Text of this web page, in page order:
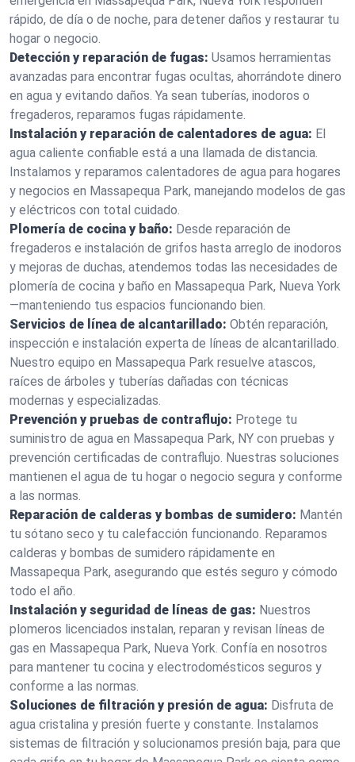
rápido, de día o de noche, para detener daños y restaurar tu
hogar o negocio.
Detección y reparación de fugas: Usamos herramientas
avanzadas para encontrar fugas ocultas, ahorrándote dinero
en agua y evitando daños. Ya sean tuberías, inodoros o
fregaderos, reparamos fugas rápidamente.
Instalación y reparación de calentadores de agua: El
agua caliente confiable está a una llamada de distancia.
Instalamos y reparamos calentadores de agua para hogares
y negocios en Massapequa Park, manejando modelos de gas
y eléctricos con total cuidado.
Plomería de cocina y baño: Desde reparación de
fregaderos e instalación de grifos hasta arreglo de inodoros
y mejoras de duchas, atendemos todas las necesidades de
plomería de cocina y baño en Massapequa Park, Nueva York
—manteniendo tus espacios funcionando bien.
Servicios de línea de alcantarillado: Obtén reparación,
inspección e instalación experta de líneas de alcantarillado.
Nuestro equipo en Massapequa Park resuelve atascos,
raíces de árboles y tuberías dañadas con técnicas
modernas y especializadas.
Prevención y pruebas de contraflujo: Protege tu
suministro de agua en Massapequa Park, NY con pruebas y
prevención certificadas de contraflujo. Nuestras soluciones
mantienen el agua de tu hogar o negocio segura y conforme
a las normas.
Reparación de calderas y bombas de sumidero: Mantén
tu sótano seco y tu calefacción funcionando. Reparamos
calderas y bombas de sumidero rápidamente en
Massapequa Park, asegurando que estés seguro y cómodo
todo el año.
Instalación y seguridad de líneas de gas: Nuestros
plomeros licenciados instalan, reparan y revisan líneas de
gas en Massapequa Park, Nueva York. Confía en nosotros
para mantener tu cocina y electrodomésticos seguros y
conforme a las normas.
Soluciones de filtración y presión de agua: Disfruta de
agua cristalina y presión fuerte y constante. Instalamos
sistemas de filtración y solucionamos presión baja, para que